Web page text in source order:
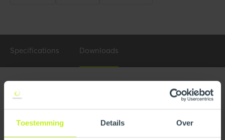
Toestemming Details Over
Specifications Downloads
Specifications